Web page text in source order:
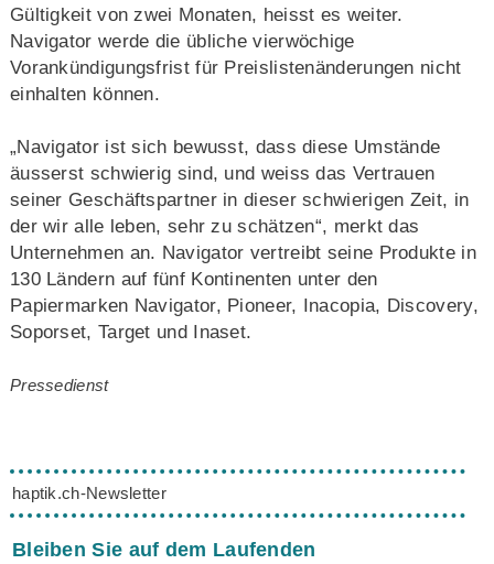
Gültigkeit von zwei Monaten, heisst es weiter.
Navigator werde die übliche vierwöchige
Vorankündigungsfrist für Preislistenänderungen nicht
einhalten können.
„Navigator ist sich bewusst, dass diese Umstände
äusserst schwierig sind, und weiss das Vertrauen
seiner Geschäftspartner in dieser schwierigen Zeit, in
der wir alle leben, sehr zu schätzen“, merkt das
Unternehmen an. Navigator vertreibt seine Produkte in
130 Ländern auf fünf Kontinenten unter den
Papiermarken Navigator, Pioneer, Inacopia, Discovery,
Soporset, Target und Inaset.
Pressedienst
haptik.ch-Newsletter
Bleiben Sie auf dem Laufenden